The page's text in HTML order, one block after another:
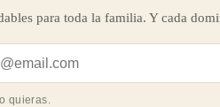
para toda la familia. Y cada
quieras.